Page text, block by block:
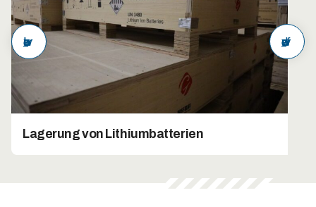
Lagerung von Lithiumbatterien
arrow_back arrow_forward